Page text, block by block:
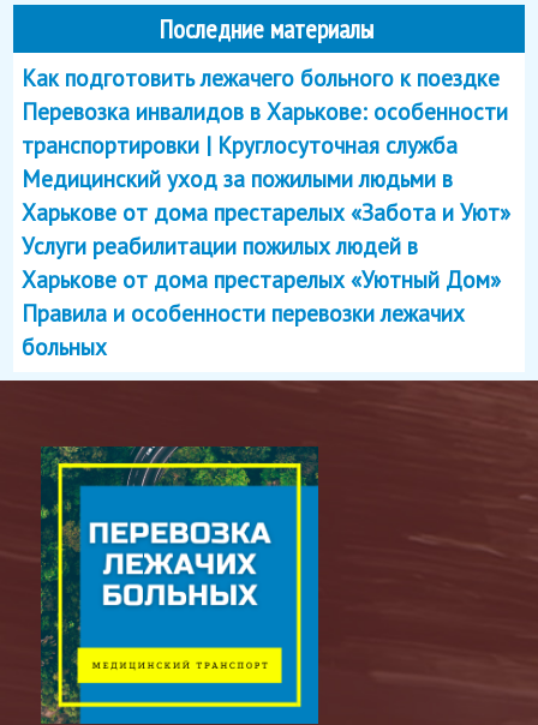
Последние материалы
Как подготовить лежачего больного к поездке
Перевозка инвалидов в Харькове: особенности
транспортировки | Круглосуточная служба
Медицинский уход за пожилыми людьми в
Харькове от дома престарелых «Забота и Уют»
Услуги реабилитации пожилых людей в
Харькове от дома престарелых «Уютный Дом»
Правила и особенности перевозки лежачих
больных